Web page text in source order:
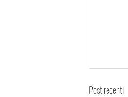
Post recenti